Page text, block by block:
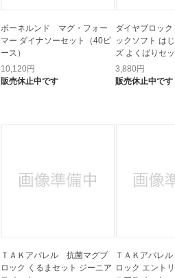
ボーネルンド マグ・フォー
マー ダイナソーセット（40ピ
ース）
10,120円
販売休止中です
ダイヤブロッ
ックソフト は
ズ よくばりセッ
3,880円
販売休止中です
ＴＡＫアパレル 抗菌マグブ
ロック くるまセット ジーニア
ＴＡＫアパレ
ロック エント